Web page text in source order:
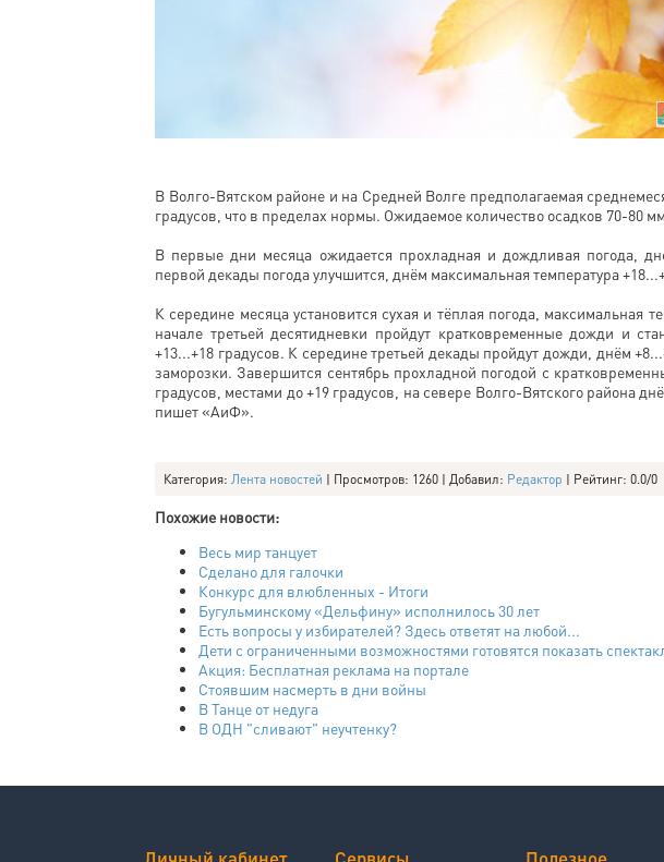
В Волго-Вятском районе и на Средней Волге предполагаемая
градусов, что в пределах нормы. Ожидаемое количество осадков 70-80
В первые дни месяца ожидается прохладная и дождливая погода,
первой декады погода улучшится, днём максимальная температура
К середине месяца установится сухая и тёплая погода, максимальная
начале третьей десятидневки пройдут кратковременные дожди и
+13...+18 градусов. К середине третьей декады пройдут дожди, днём
заморозки. Завершится сентябрь прохладной погодой с
градусов, местами до +19 градусов, на севере Волго-Вятского района
пишет «АиФ».
Категория: Лента новостей | Просмотров: 1260 | Добавил: Редактор | Рейтинг: 0.0/0
Похожие новости:
Весь мир танцует
Сделано для галочки
Конкурс для влюбленных - Итоги
Бугульминскому «Дельфину» исполнилось 30 лет
Есть вопросы у избирателей? Здесь ответят на любой...
Дети с ограниченными возможностями готовятся показать
Акция: Бесплатная реклама на портале
Стоявшим насмерть в дни войны
В Танце от недуга
В ОДН "сливают" неучтенку?